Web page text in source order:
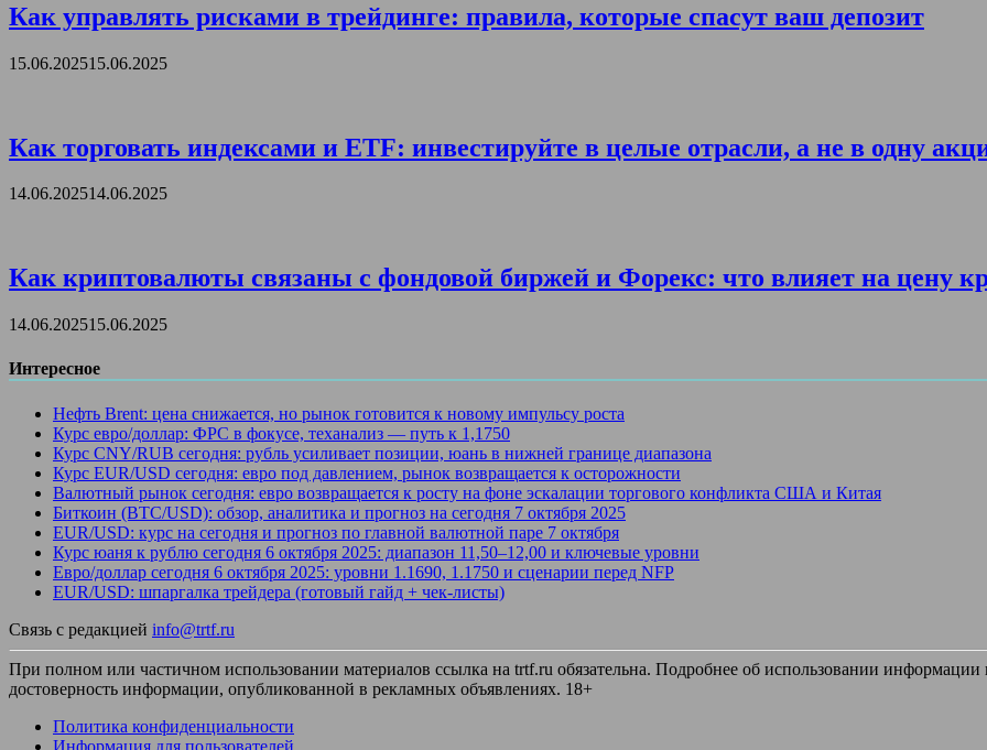
Как управлять рисками в трейдинге: правила, которые спасут ваш депозит
15.06.202515.06.2025
Как торговать индексами и ETF: инвестируйте в целые отрасли, а не в одну
14.06.202514.06.2025
Как криптовалюты связаны с фондовой биржей и Форекс: что влияет на цену
14.06.202515.06.2025
Интересное
Нефть Brent: цена снижается, но рынок готовится к новому импульсу роста
Курс евро/доллар: ФРС в фокусе, теханализ — путь к 1,1750
Курс CNY/RUB сегодня: рубль усиливает позиции, юань в нижней границе диапазона
Курс EUR/USD сегодня: евро под давлением, рынок возвращается к осторожности
Валютный рынок сегодня: евро возвращается к росту на фоне эскалации торгового конфликта США и Китая
Биткоин (BTC/USD): обзор, аналитика и прогноз на сегодня 7 октября 2025
EUR/USD: курс на сегодня и прогноз по главной валютной паре 7 октября
Курс юаня к рублю сегодня 6 октября 2025: диапазон 11,50–12,00 и ключевые уровни
Евро/доллар сегодня 6 октября 2025: уровни 1.1690, 1.1750 и сценарии перед NFP
EUR/USD: шпаргалка трейдера (готовый гайд + чек-листы)
Связь с редакцией info@trtf.ru
При полном или частичном использовании материалов ссылка на trtf.ru обязательна. Подробнее об использовании информации
достоверность информации, опубликованной в рекламных объявлениях. 18+
Политика конфиденциальности
Информация для пользователей